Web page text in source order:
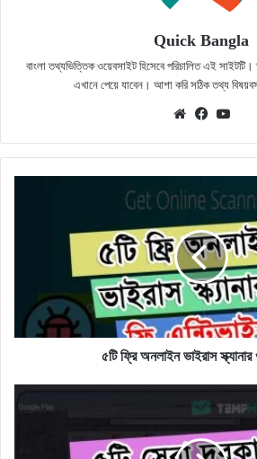
Quick Bangla
বাংলা তথ্যভিত্তিক ওয়েবসাইট হিসেবে পরিচালিত এই
এখানে পেয়ে যাবেন। আশা করি সঠিক তথ্য
Website
৫টি ফ্রি অনলাইন ভাইরাস স্ক্যানার
খুবই